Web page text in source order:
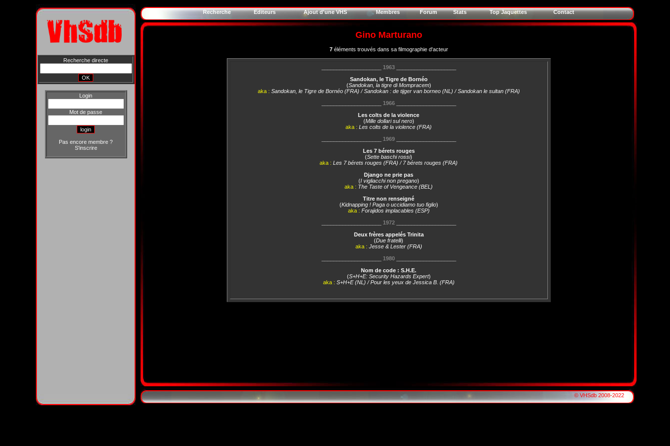
Recherche directe
Login
Mot de passe
Pas encore membre ?
S'inscrire
Recherche Editeurs Ajout d'une VHS Membres Forum Stats Top Jaquettes Contact
Gino Marturano
7éléments trouvés dans sa filmographie d'acteur
1963____________________
Sandokan, le Tigre de Bornéo
(Sandokan, la tigre di Mompracem)
aka : Sandokan, le Tigre de Bornéo (FRA) / Sandokan : de tijger van borneo (NL) / Sandokan le sultan (FRA)
1966____________________
Les colts de la violence
(Mille dollari sul nero)
aka : Les colts de la violence (FRA)
1969____________________
Les 7 bérets rouges
(Sette baschi rossi)
aka : Les 7 bérets rouges (FRA) / 7 bérets rouges (FRA)
Django ne prie pas
(I vigliacchi non pregano)
aka : The Taste of Vengeance (BEL)
Titre non renseigné
(Kidnapping ! Paga o uccidiamo tuo figlio)
aka : Forajidos implacables (ESP)
1972____________________
Deux frères appelés Trinita
(Due fratelli)
aka : Jesse & Lester (FRA)
1980____________________
Nom de code : S.H.E.
(S+H+E: Security Hazards Expert)
aka : S+H+E (NL) / Pour les yeux de Jessica B. (FRA)
© VHSdb 2008-2022